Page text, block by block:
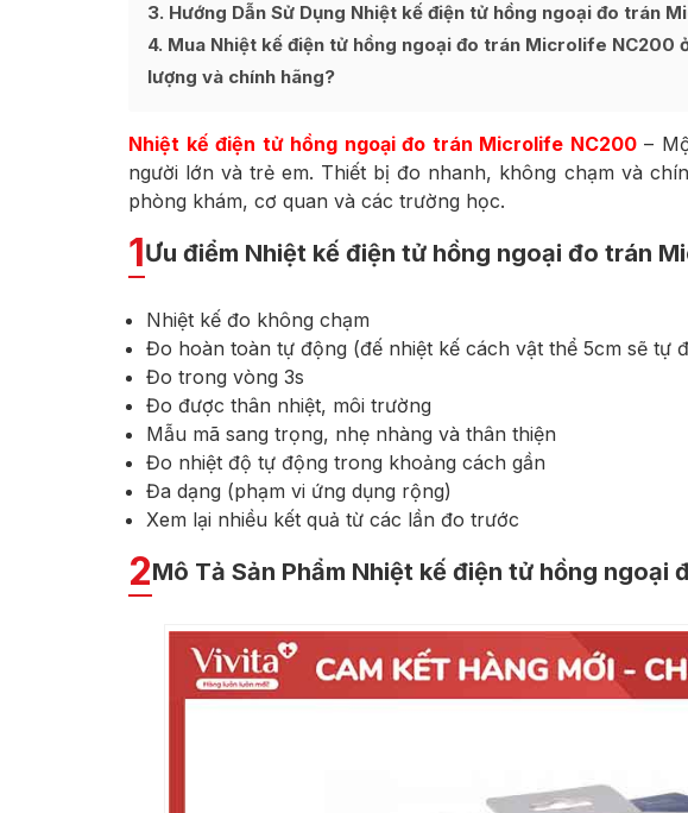
3 Hướng Dẫn Sử Dụng Nhiệt kế điện tử hồng ngoại đo trán
4 Mua Nhiệt kế điện tử hồng ngoại đo trán Microlife NC200
lượng và chính hãng?
Nhiệt kế điện tử hồng ngoại đo trán Microlife NC200–
người lớn và trẻ em. Thiết bị đo nhanh, không chạm và
phòng khám, cơ quan và các trường học.
1Ưu điểm Nhiệt kế điện tử hồng ngoại đo trán
Nhiệt kế đo không chạm
Đo hoàn toàn tự động (đế nhiệt kế cách vật thể 5cm sẽ tự
Đo trong vòng 3s
Đo được thân nhiệt, môi trường
Mẫu mã sang trọng, nhẹ nhàng và thân thiện
Đo nhiệt độ tự động trong khoảng cách gần
Đa dạng (phạm vi ứng dụng rộng)
Xem lại nhiều kết quả từ các lần đo trước
2Mô Tả Sản Phẩm Nhiệt kế điện tử hồng